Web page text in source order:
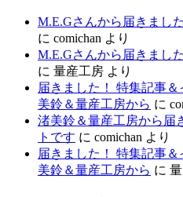
M.E.Gさんから届きまし
に comichan より
M.E.Gさんから届きまし
に 量産工房 より
届きました！ 特集記事
美鈴＆量産工房から に
渚美鈴＆量産工房から届
トです に comichan より
届きました！ 特集記事
美鈴＆量産工房から に